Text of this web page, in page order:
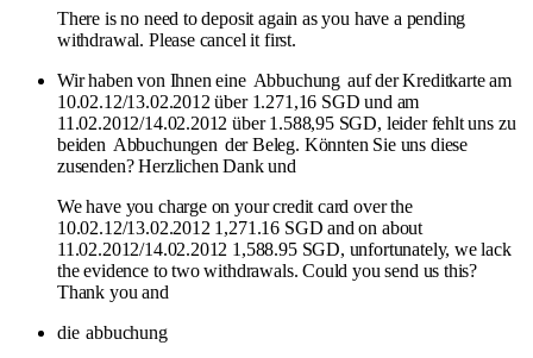
There is no need to deposit again as you have a pending
withdrawal. Please cancel it first.
Wir haben von Ihnen eine Abbuchung auf der Kreditkarte am
10.02.12/13.02.2012 über 1.271,16 SGD und am
11.02.2012/14.02.2012 über 1.588,95 SGD, leider fehlt uns zu
beiden Abbuchungen der Beleg. Könnten Sie uns diese
zusenden? Herzlichen Dank und
We have you charge on your credit card over the
10.02.12/13.02.2012 1,271.16 SGD and on about
11.02.2012/14.02.2012 1,588.95 SGD, unfortunately, we lack
the evidence to two withdrawals. Could you send us this?
Thank you and
die abbuchung